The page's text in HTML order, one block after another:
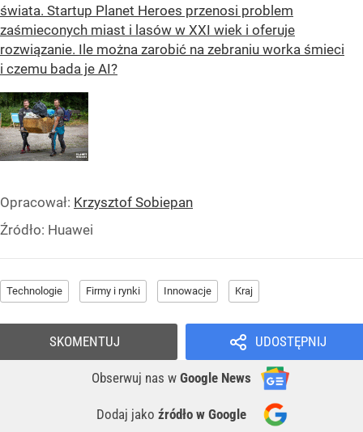
świata. Startup Planet Heroes przenosi problem
zaśmieconych miast i lasów w XXI wiek i oferuje
rozwiązanie. Ile można zarobić na zebraniu worka śmieci
i czemu bada je AI?
Opracował: Krzysztof Sobiepan
Źródło: Huawei
Technologie Firmy i rynki Innowacje Kraj
UDOSTĘPNIJ
Obserwuj nas w Google News
Dodaj jako źródło w Google
SKOMENTUJ